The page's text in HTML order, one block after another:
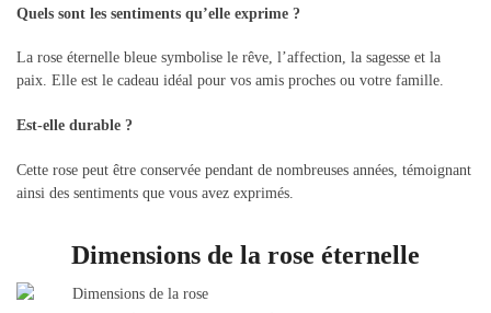
Quels sont les sentiments qu’elle exprime ?
La rose éternelle bleue symbolise le rêve, l’affection, la sagesse et la
paix. Elle est le cadeau idéal pour vos amis proches ou votre famille.
Est-elle durable ?
Cette rose peut être conservée pendant de nombreuses années, témoignant
ainsi des sentiments que vous avez exprimés.
Dimensions de la rose éternelle